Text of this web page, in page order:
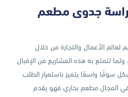
جدوى مطعم
لعالم الأعمال والتجارة من خلال
تتمتع به هذه المشاريع من الإقبال
سوقًا واسعًا يتميز باستمرار الطلب
في المجال مطعم بخاري فهو يقدم